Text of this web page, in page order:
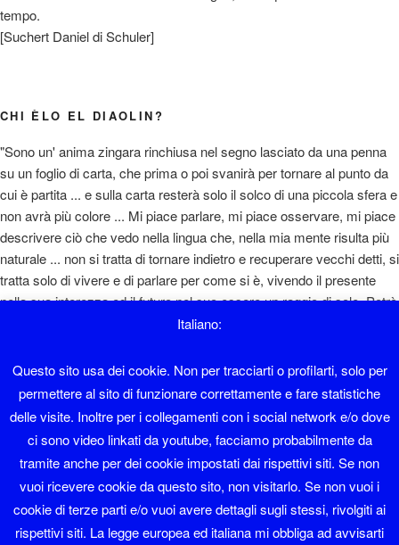
tempo.
[Suchert Daniel di Schuler]
CHI ÈLO EL DIAOLIN?
"Sono un' anima zingara rinchiusa nel segno lasciato da una penna
su un foglio di carta, che prima o poi svanirà per tornare al punto da
cui è partita ... e sulla carta resterà solo il solco di una piccola sfera e
non avrà più colore ... Mi piace parlare, mi piace osservare, mi piace
descrivere ciò che vedo nella lingua che, nella mia mente risulta più
naturale ... non si tratta di tornare indietro e recuperare vecchi detti, si
tratta solo di vivere e di parlare per come si è, vivendo il presente
nella sua interezza ed il futuro nel suo essere un raggio di sole. Potrò
sembrare un ottimista e magari lo sono, però si sta così bene ... "
Diaolin
Sono nato a Sover nel 1962 e ho lavorato in albergo fino al 1995.
Faccio il sistemista con Software libero da una vita.
Sono membro del LinuxTrent Oltrefersina da sempre.
Se volete contattarmi la mia mail è diaolin@diaolin.com
Italiano:
Questo sito usa dei cookie. Non per tracciarti o profilarti, solo per
permettere al sito di funzionare correttamente e fare statistiche
delle visite. Inoltre per i collegamenti con i social network e/o dove
ci sono video linkati da youtube, facciamo probabilmente da
tramite anche per dei cookie impostati dai rispettivi siti. Se non
vuoi ricevere cookie da questo sito, non visitarlo. Se non vuoi i
cookie di terze parti e/o vuoi avere dettagli sugli stessi, rivolgiti ai
rispettivi siti. La legge europea ed italiana mi obbliga ad avvisarti